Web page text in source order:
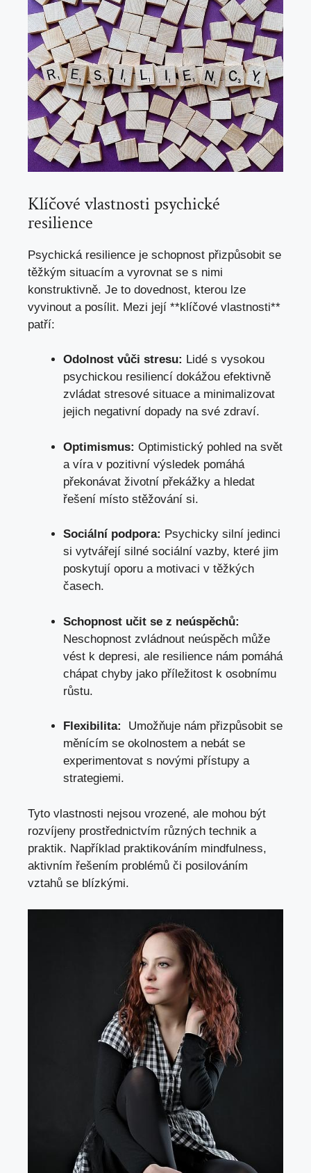
Klíčové ​vlastnosti ‌psychické
resilience
Psychická resilience je schopnost ‍přizpůsobit se​
těžkým situacím ​a​ vyrovnat ⁣se s nimi
konstruktivně. ‍Je to⁤ dovednost, kterou lze ​
vyvinout a posílit.‌ Mezi její⁢ **klíčové vlastnosti**
‌patří:
Odolnost vůči stresu: ​Lidé s ⁣vysokou⁢
psychickou ​resiliencí dokážou efektivně
⁢zvládat⁢ stresové​ situace a​ minimalizovat
jejich negativní dopady na své zdraví.
Optimismus: Optimistický pohled na svět
a víra v pozitivní výsledek ⁢pomáhá⁣
překonávat ​životní ⁣překážky a hledat ​
řešení‌ místo stěžování si.
Sociální podpora: Psychicky ⁤silní jedinci‌
si vytvářejí silné ​sociální ‍vazby, které jim
poskytují oporu a motivaci v těžkých
časech.
Schopnost učit se z neúspěchů:
Neschopnost zvládnout neúspěch může
vést k depresi,⁤ ale resilience‌ nám pomáhá
chápat chyby jako příležitost k osobnímu
růstu.
Flexibilita:
​ Umožňuje ⁤nám přizpůsobit se
měnícím se okolnostem⁤ a nebát ⁤se
experimentovat s novými‍ přístupy ⁤a
‌strategiemi.
Tyto vlastnosti ⁤nejsou vrozené, ale mohou‍ být
rozvíjeny prostřednictvím⁣ různých technik a⁢
praktik. Například‌ praktikováním mindfulness,
aktivním​ řešením problémů či ​posilováním
vztahů se blízkými.